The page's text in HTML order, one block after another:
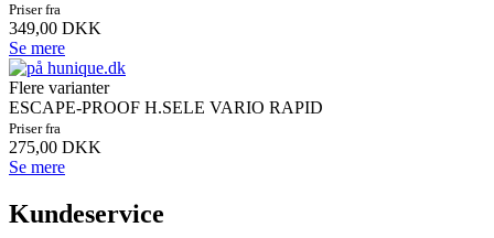
Priser fra
349,00 DKK
Se mere
Flere varianter
ESCAPE-PROOF H.SELE VARIO RAPID
Priser fra
275,00 DKK
Se mere
Kundeservice